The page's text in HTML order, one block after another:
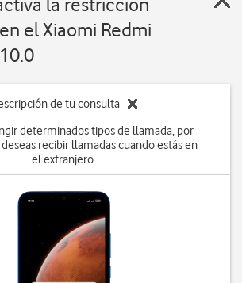
el Xiaomi Redmi
de tu consulta
determinados tipos de llamada, por
recibir llamadas cuando estás en
el extranjero.